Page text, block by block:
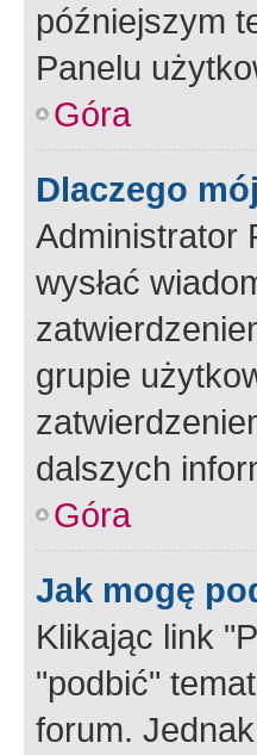
późniejszym
Panelu
Góra
Dlaczego
Administrator
wysłać
grupie
dalszych
Góra
Jak mogę
Klikając link
"podbić"
forum.